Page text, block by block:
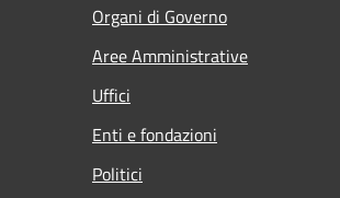
Organi di Governo
Aree Amministrative
Uffici
Enti e fondazioni
Politici